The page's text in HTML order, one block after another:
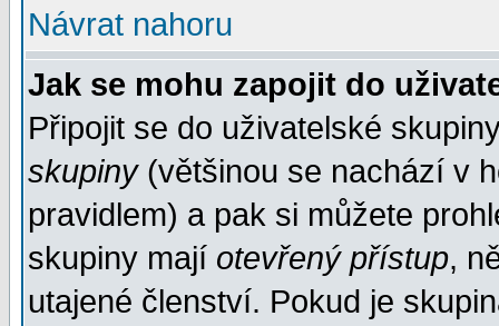
Návrat nahoru
Jak se mohu zapojit do
Připojit se do uživatelské
skupiny(většinou se nachází v
pravidlem) a pak si můžete
skupiny mají otevřený přístup,
utajené členství. Pokud je